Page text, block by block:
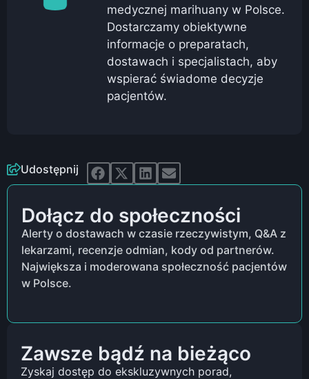
medycznej marihuany w Polsce.
Dostarczamy obiektywne
informacje o preparatach,
dostawach i specjalistach, aby
wspierać świadome decyzje
pacjentów.
Udostępnij
Dołącz do społeczności
Alerty o dostawach w czasie rzeczywistym, Q&A z
lekarzami, recenzje odmian, kody od partnerów.
Największa i moderowana społeczność pacjentów
w Polsce.
Zawsze bądź na bieżąco
Zyskaj dostęp do ekskluzywnych porad,